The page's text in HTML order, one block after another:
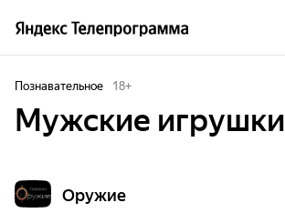
Познавательное 18+
Мужские игрушки
Оружие